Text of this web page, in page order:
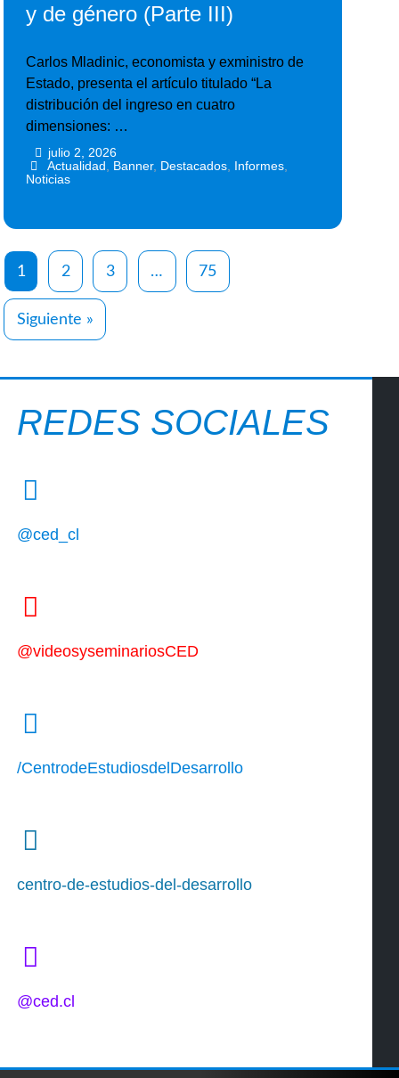
y de género (Parte III)
Carlos Mladinic, economista y exministro de
Estado, presenta el artículo titulado “La
distribución del ingreso en cuatro
dimensiones: …
julio 2, 2026
Actualidad Banner, Destacados, Informes,
Noticias
1 2 3 … 75
Siguiente »
REDES SOCIALES
@ced_cl
@videosyseminariosCED
/CentrodeEstudiosdelDesarrollo
centro-de-estudios-del-desarrollo
@ced.cl